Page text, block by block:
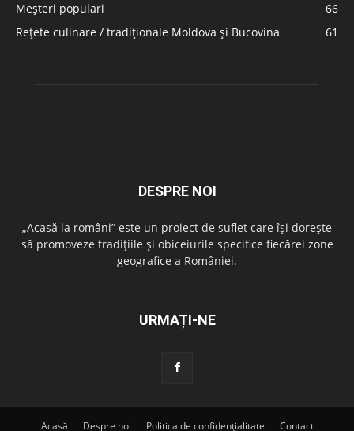
Meșteri populari
66
Rețete culinare / tradiționale Moldova și Bucovina
61
DESPRE NOI
„Acasă la români” este un proiect de suflet care își dorește
să promoveze tradițiile și obiceiurile specifice fiecărei zone
geografice a României.
URMAȚI-NE
Acasă Despre noi Politica de confidențialitate Contact